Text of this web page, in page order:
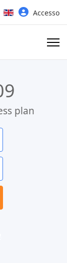
tua linguaAccesso
plan